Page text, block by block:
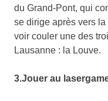
du Grand-Pont, qui
se dirige après vers
voir couler une des
Lausanne : la Louve.
3.Jouer au